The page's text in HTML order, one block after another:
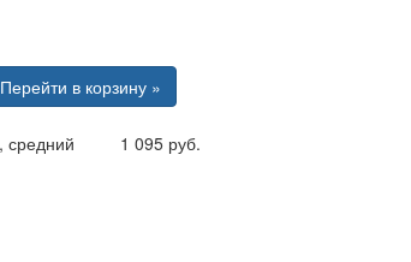
Перейти в корзину »
средний
1 095 руб.